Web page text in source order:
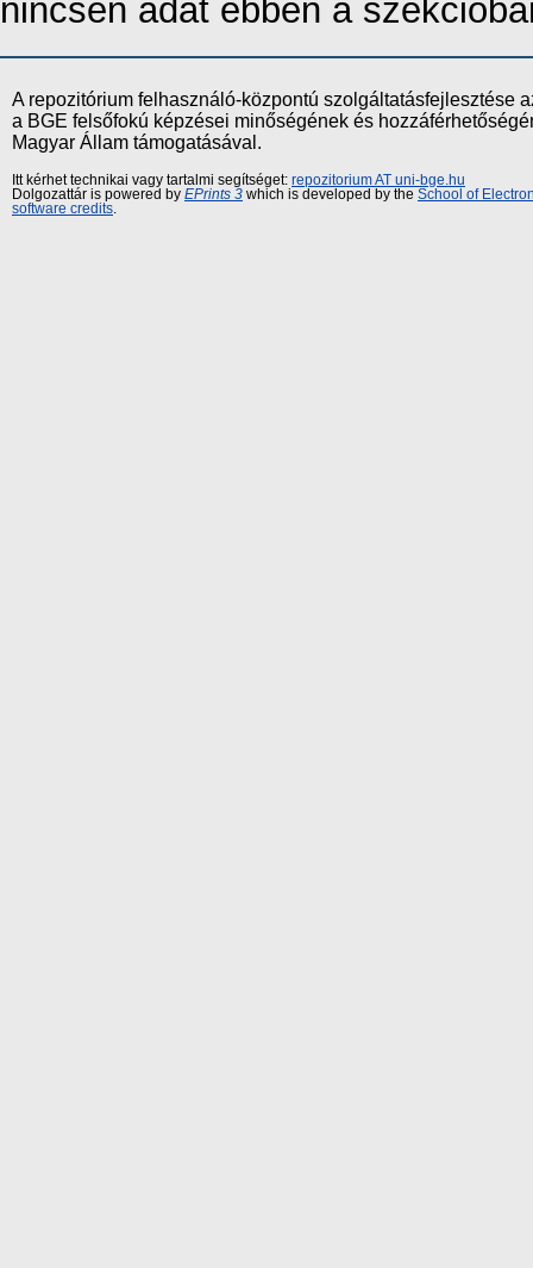
nincsen adat ebben a
A repozitórium felhasználó-központú szolgáltatásfejlesztése
a BGE felsőfokú képzései minőségének és
Magyar Állam támogatásával.
Itt kérhet technikai vagy tartalmi segítséget: repozitorium AT uni-bge.hu
Dolgozattár is powered by EPrints 3 which is developed by the School of
software credits